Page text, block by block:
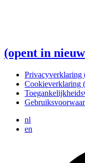
(opent in
Privacyverklaring
Cookieverklaring
nl
en